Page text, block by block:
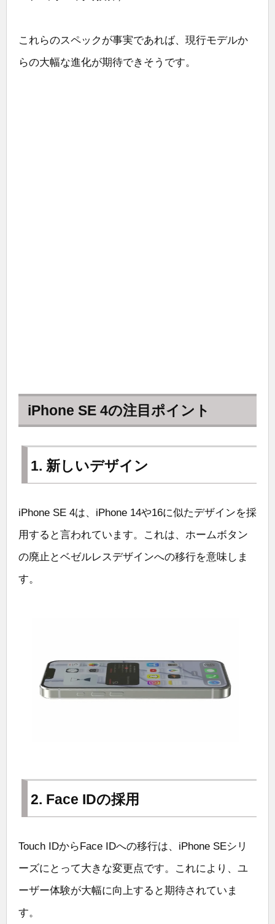
これらのスペックが事実であれば、現行モデルか
らの大幅な進化が期待できそうです。
iPhone SE 4の注目ポイント
1. 新しいデザイン
iPhone SE 4は、iPhone 14や16に似たデザインを採
用すると言われています。これは、ホームボタン
の廃止とベゼルレスデザインへの移行を意味しま
す。
2. Face IDの採用
Touch IDからFace IDへの移行は、iPhone SEシリ
ーズにとって大きな変更点です。これにより、ユ
ーザー体験が大幅に向上すると期待されていま
す。